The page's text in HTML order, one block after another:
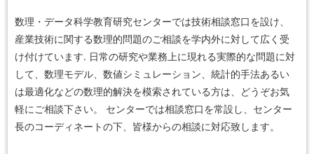
数理・データ科学教育研究センターでは技術相談窓口を設け、
産業技術に関する数理的問題のご相談を学内外に対して広く受
け付けています. 日常の研究や業務上に現れる実際的な問題に対
して、数理モデル、数値シミュレーション、統計的手法あるい
は最適化などの数理的解決を模索されている方は、どうぞお気
軽にご相談下さい。 センターでは相談窓口を常設し、センター
長のコーディネートの下、皆様からの相談に対応致します。